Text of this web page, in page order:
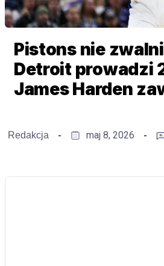
Pistons nie
Detroit prowadzi
James Harden
Redakcja maj 8, 2026